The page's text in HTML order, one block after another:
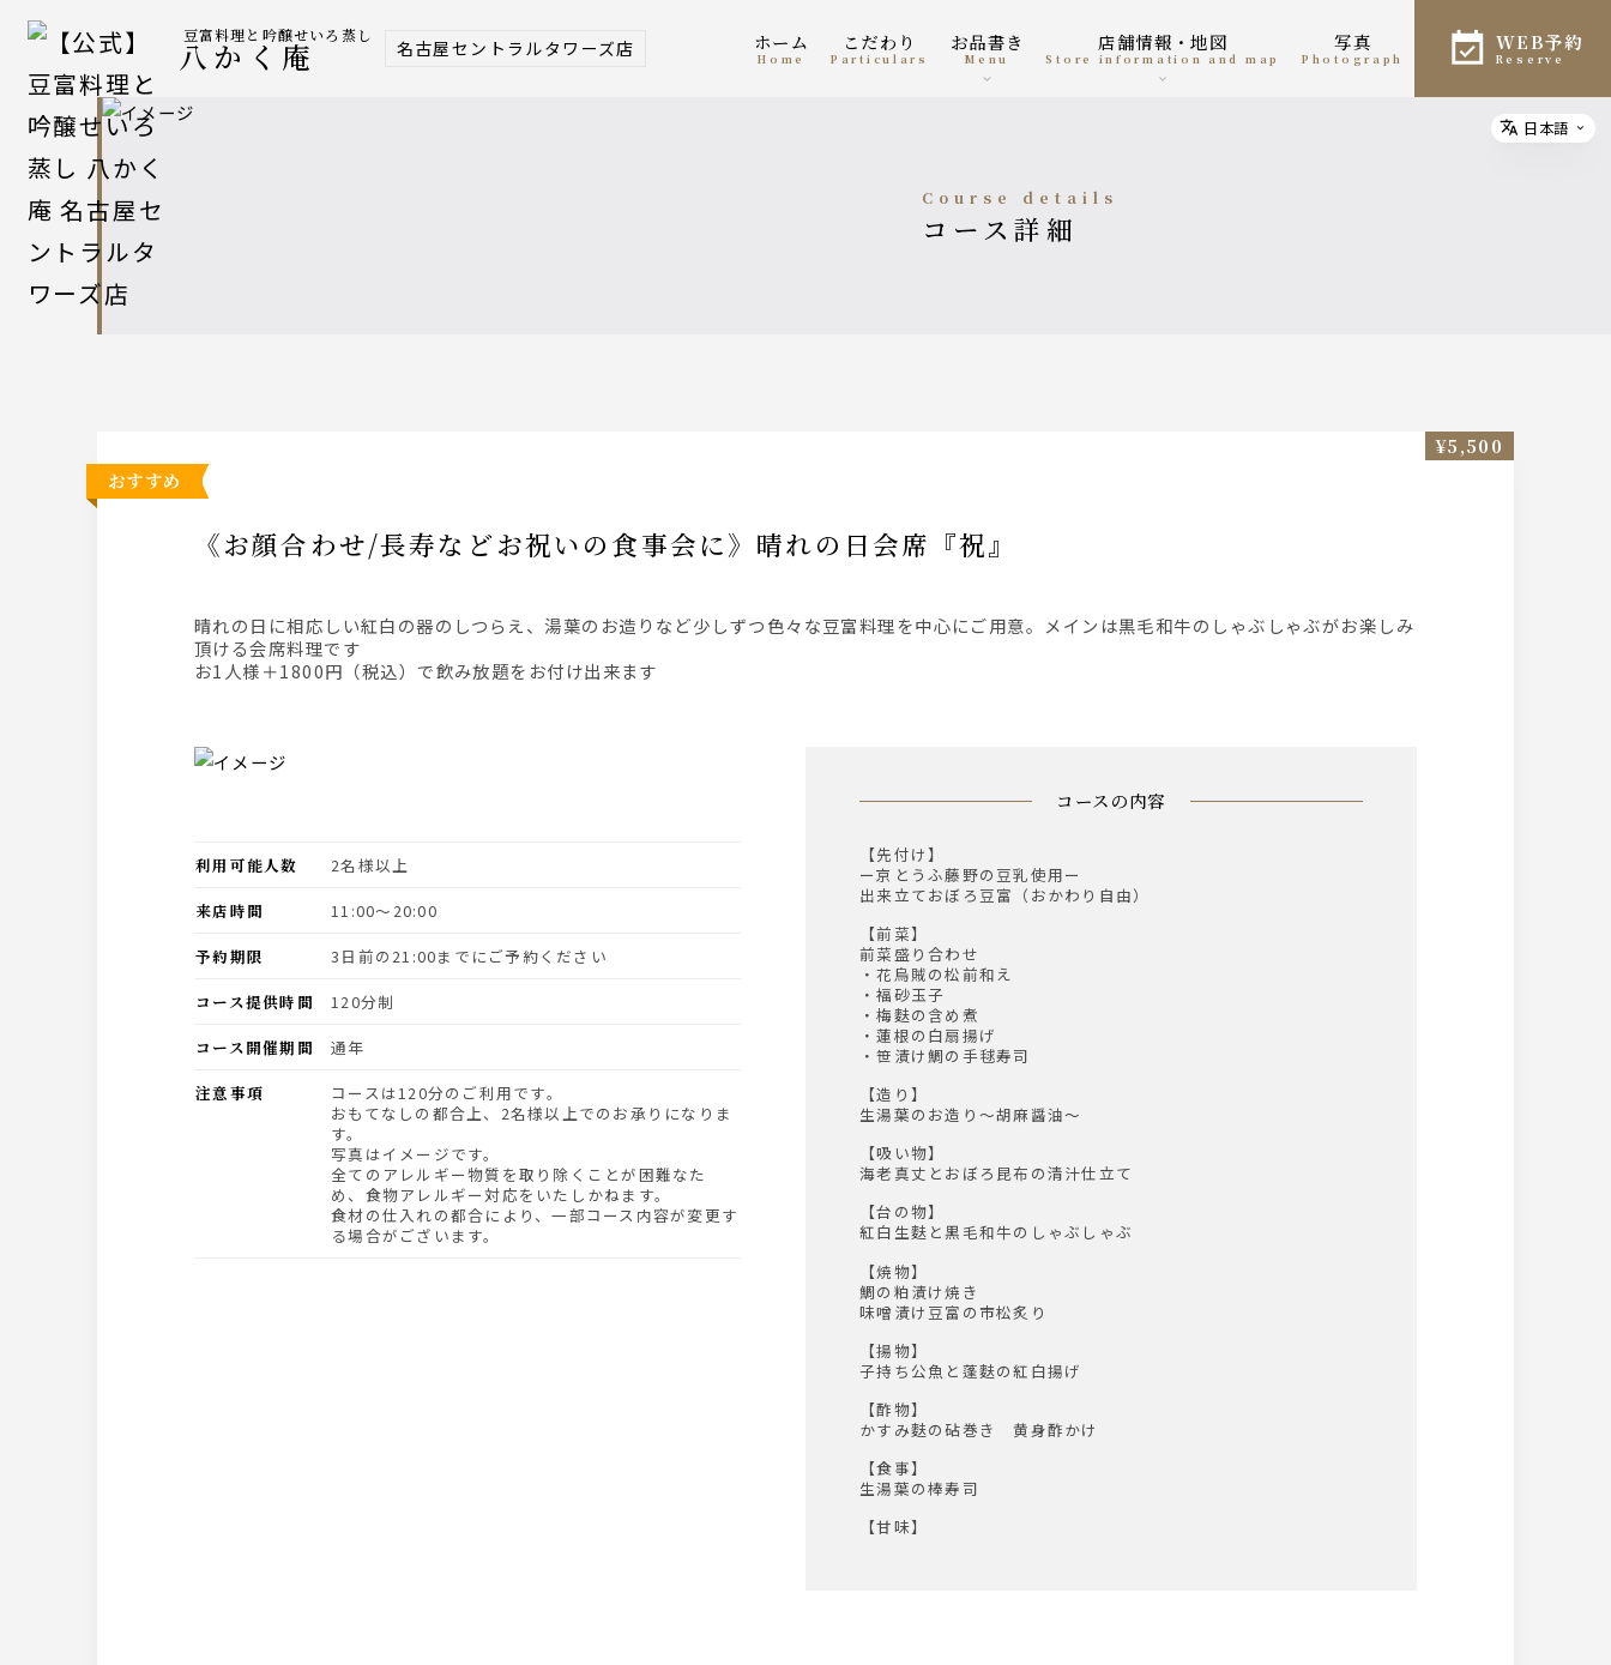
豆富料理と吟醸せいろ蒸し
八かく庵 名古屋セントラルタワーズ店 ホーム
home
こだわり
Particulars
お品書き
menu
店舗情報・地図
Store information and map
写真
photograph
WEB予約
reserve
course details
コース詳細
おすすめ
《お顔合わせ/長寿などお祝いの食事会に》晴れの日会席『祝』
晴れの日に相応しい紅白の器のしつらえ、湯葉のお造りなど少しずつ色々な豆富料理を中心にご用意。メインは黒毛和牛のしゃぶしゃぶがお楽しみ
頂ける会席料理です
お1人様＋1800円（税込）で飲み放題をお付け出来ます
¥5,500
コースの内容
【先付け】
ー京とうふ藤野の豆乳使用ー
出来立ておぼろ豆富（おかわり自由）
【前菜】
前菜盛り合わせ
・花烏賊の松前和え
・福砂玉子
・梅麩の含め煮
・蓮根の白扇揚げ
・笹漬け鯛の手毬寿司
【造り】
生湯葉のお造り～胡麻醤油～
【吸い物】
海老真丈とおぼろ昆布の清汁仕立て
【台の物】
紅白生麩と黒毛和牛のしゃぶしゃぶ
【焼物】
鯛の粕漬け焼き
味噌漬け豆富の市松炙り
【揚物】
子持ち公魚と蓬麩の紅白揚げ
【酢物】
かすみ麩の砧巻き 黄身酢かけ
【食事】
生湯葉の棒寿司
【甘味】
利用可能人数
2名様以上
来店時間
11:00〜20:00
予約期限
3日前の21:00までにご予約ください
コース提供時間
120分制
コース開催期間
通年
注意事項
コースは120分のご利用です。
おもてなしの都合上、2名様以上でのお承りになりま
す。
写真はイメージです。
全てのアレルギー物質を取り除くことが困難なた
め、食物アレルギー対応をいたしかねます。
食材の仕入れの都合により、一部コース内容が変更す
る場合がございます。
Select
日本語